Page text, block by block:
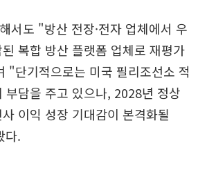
서도 "방산 전장·전자 업체에서 우
복합 방산 플랫폼 업체로 재평가
"단기적으로는 미국 필리조선소 적
부담을 주고 있으나, 2028년 정상
이익 성장 기대감이 본격화될
다.